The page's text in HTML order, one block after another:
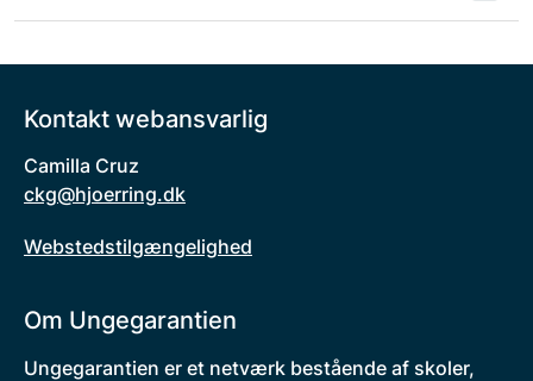
Kontakt webansvarlig
Camilla Cruz
ckg@hjoerring.dk
Webstedstilgængelighed
Om Ungegarantien
Ungegarantien er et netværk bestående af skoler,